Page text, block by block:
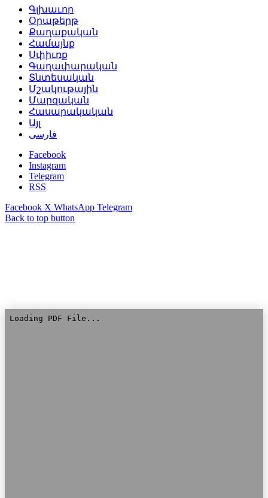
Գլխաւոր
Օրաթերթ
Քաղաքական
Համայնք
Սփիւռք
Գաղափարական
Տնտեսական
Մշակութային
Մարզական
Հասարակական
Այլ
فارسی
Facebook
Instagram
Telegram
RSS
Facebook X WhatsApp Telegram
Back to top button